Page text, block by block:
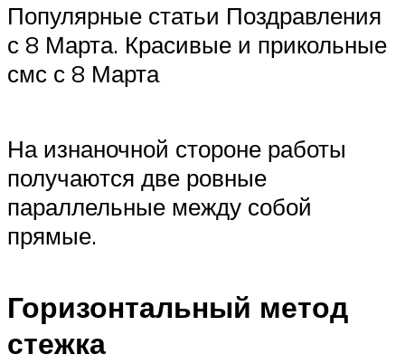
Популярные статьи Поздравления
с 8 Марта. Красивые и прикольные
смс с 8 Марта
На изнаночной стороне работы
получаются две ровные
параллельные между собой
прямые.
Горизонтальный метод
стежка